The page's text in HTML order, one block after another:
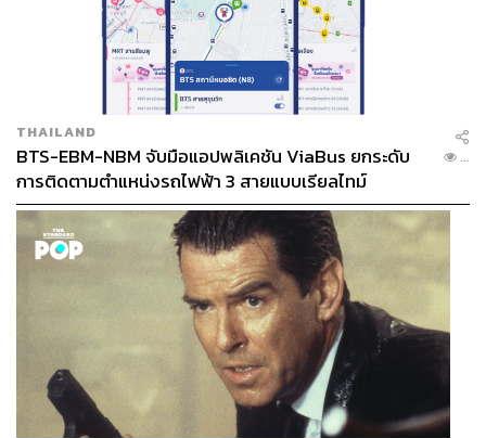
THAILAND
BTS-EBM-NBM จับมือแอปพลิเคชัน ViaBus ยกระดับ
การติดตามตำแหน่งรถไฟฟ้า 3 สายแบบเรียลไทม์
...